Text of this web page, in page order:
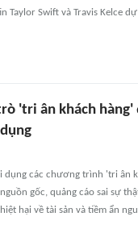
Taylor Swift và Travis Kelce
'tri ân khách
dụng các chương trình 'tri ân
gốc, quảng cáo sai sự
hại về tài sản và tiềm ẩn